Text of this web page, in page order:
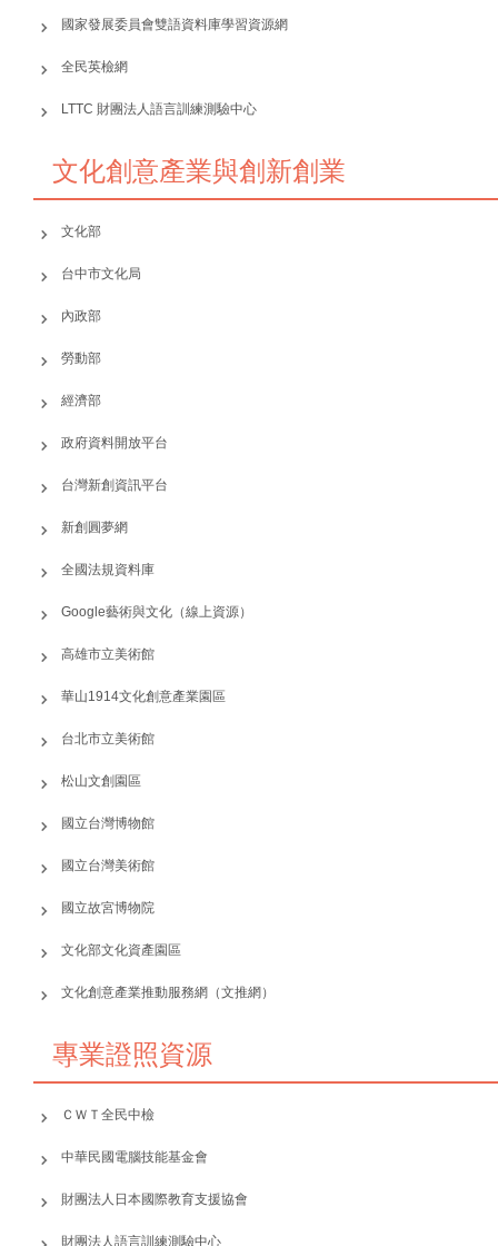
國家發展委員會雙語資料庫學習資源網
全民英檢網
LTTC 財團法人語言訓練測驗中心
文化創意產業與創新創業
文化部
台中市文化局
內政部
勞動部
經濟部
政府資料開放平台
台灣新創資訊平台
新創圓夢網
全國法規資料庫
Google藝術與文化（線上資源）
高雄市立美術館
華山1914文化創意產業園區
台北市立美術館
松山文創園區
國立台灣博物館
國立台灣美術館
國立故宮博物院
文化部文化資產園區
文化創意產業推動服務網（文推網）
專業證照資源
ＣＷＴ全民中檢
中華民國電腦技能基金會
財團法人日本國際教育支援協會
財團法人語言訓練測驗中心